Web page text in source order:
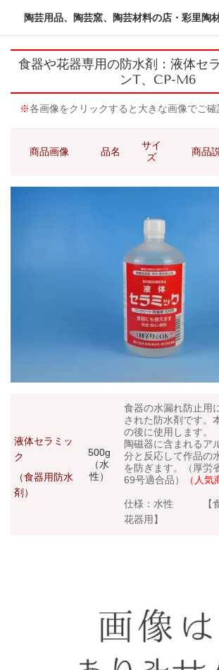
陶芸用品、陶芸窯、陶芸材料の店・彩里陶
食器や花器専用の防水剤：液体セ
ンT、CP-M6
※各画像をクリックすると大きな画像でご確
商品画像 品名
サイ
ズ
商品
液体セラミッ
ク
（食器用防水
剤）
500g
（水
性）
食器の水漏れ防止用
された防水剤です。
の後に使用します。
陶磁器に含まれるア
分と反応して作品の
を防ぎます。（厚労
69号適合品）
（人気
仕様：水性 【食
花器用】